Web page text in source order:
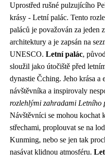
Uprostřed rušné pulzujícího
krásy - Letní palác. Tento
paláců je považován za jeden
architektury a je zapsán na
UNESCO. Letní palác,
sloužil jako útočiště před
dynastie Čching. Jeho krása a
návštěvníka a inspirovaly
rozlehlými zahradami Letního
Návštěvníci se mohou kochat
střechami, proplouvat se na
Kunming, nebo se jen tak
nasávat klidnou atmosféru.